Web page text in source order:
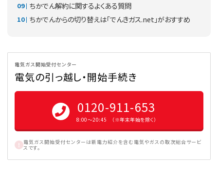
ちかでん解約に関するよくある質問
ちかでんからの切り替えは「でんきガス.net」がおすすめ
電気ガス開始受付センター
電気の引っ越し・開始手続き
0120-911-653
8:00〜20:45 （※年末年始を除く）
電気ガス開始受付センターは新電力紹介を含む電気やガスの取次総合サービ
スです。